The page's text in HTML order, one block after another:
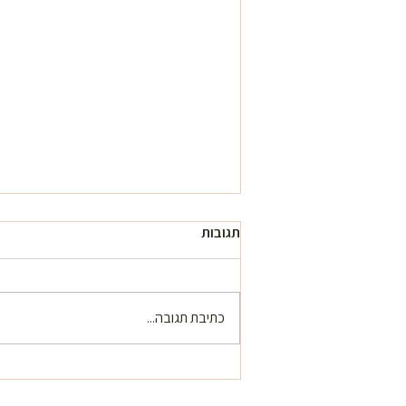
תגובות
כתיבת תגובה...